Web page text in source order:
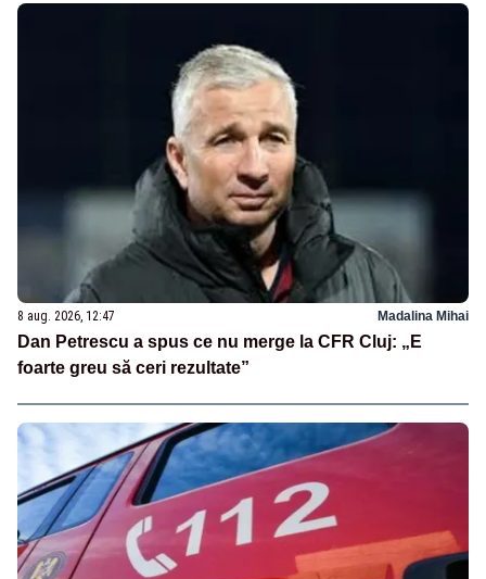
8 aug. 2026, 12:47 Madalina Mihai
Dan Petrescu a spus ce nu merge la CFR Cluj: „E
foarte greu să ceri rezultate”